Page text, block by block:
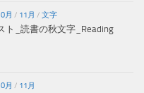
月 / 11月 / 文字
ト_読書の秋文字_Reading
月 / 11月